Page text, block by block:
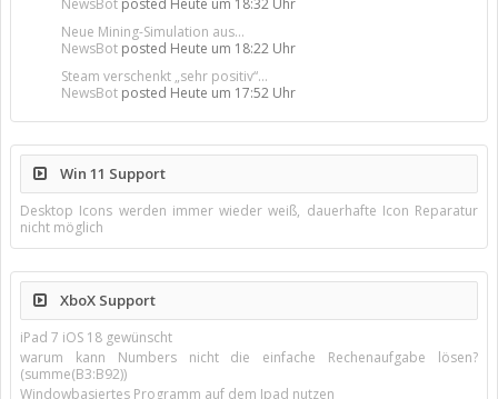
NewsBot posted Heute um 18:32 Uhr
Neue Mining-Simulation aus...
NewsBot posted Heute um 18:22 Uhr
Steam verschenkt „sehr positiv“...
NewsBot posted Heute um 17:52 Uhr
Win 11 Support
Desktop Icons werden immer wieder weiß, dauerhafte Icon Reparatur
nicht möglich
XboX Support
iPad 7 iOS 18 gewünscht
warum kann Numbers nicht die einfache Rechenaufgabe lösen?
(summe(B3:B92))
Windowbasiertes Programm auf dem Ipad nutzen